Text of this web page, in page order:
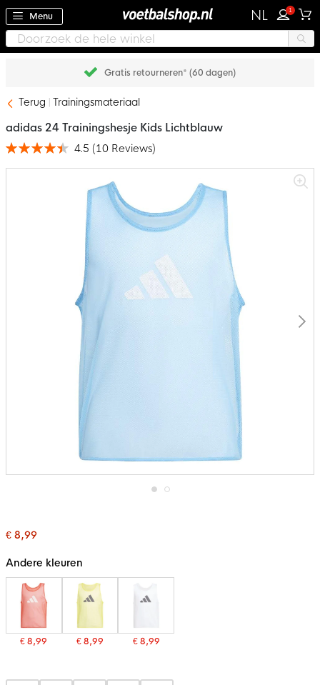
Menu NL 1
Achteraf betalen met Klarna
Terug Trainingsmateriaal
begin
de
gallerij
adidas 24 Trainingshesje Kids Lichtblauw
Waardering: 4.5 (10 Reviews)
€ 8,99
Andere kleuren
€ 8,99 € 8,99 € 8,99